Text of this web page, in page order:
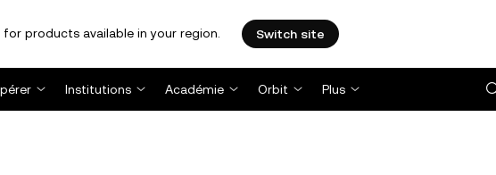
products available in your region. Switch site
Institutions Académie Orbit Plus